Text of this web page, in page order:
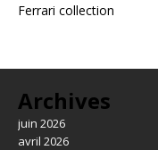
Ferrari collection
Archives
juin 2026
avril 2026